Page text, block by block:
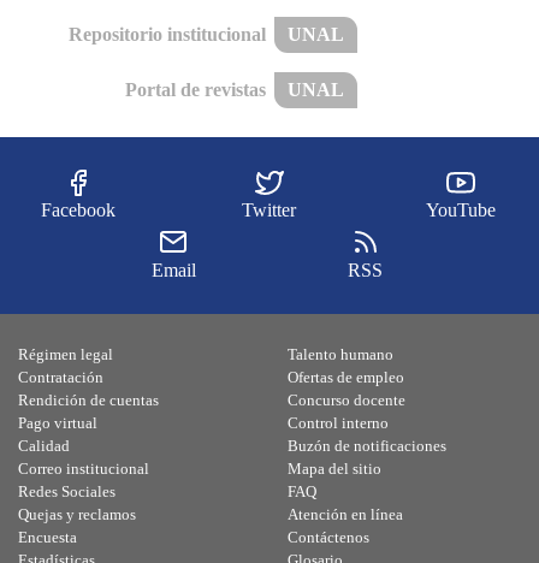
Repositorio institucional UNAL
Portal de revistas UNAL
Facebook Twitter YouTube
Email RSS
Régimen legal
Contratación
Rendición de cuentas
Pago virtual
Calidad
Talento humano
Ofertas de empleo
Concurso docente
Control interno
Buzón de notificaciones
Correo institucional
Redes Sociales
Quejas y reclamos
Encuesta
Mapa del sitio
FAQ
Atención en línea
Contáctenos